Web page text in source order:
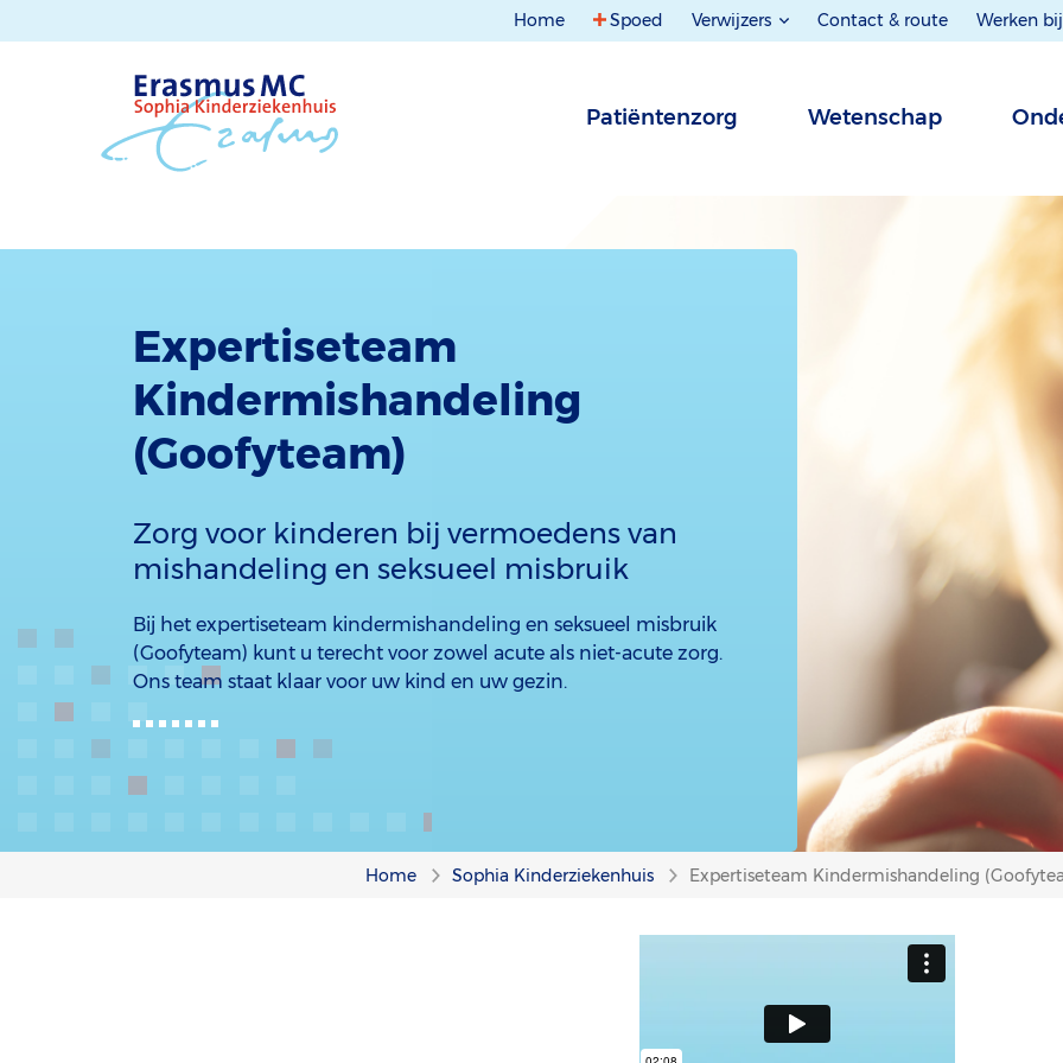
Home Spoed Verwijzers Contact & route Werken bij
Patiëntenzorg Wetenschap
Expertiseteam
Kindermishandeling
(Goofyteam)
Zorg voor kinderen bij vermoedens van
mishandeling en seksueel misbruik
Bij het expertiseteam kindermishandeling en seksueel misbruik
(Goofyteam) kunt u terecht voor zowel acute als niet-acute zorg.
Ons team staat klaar voor uw kind en uw gezin.
Home Sophia Kinderziekenhuis Expertiseteam Kindermishandeling